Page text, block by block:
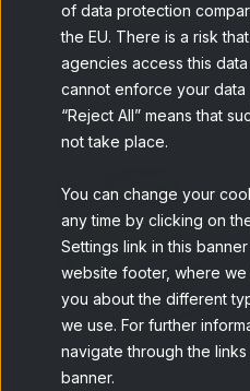
of data protection
the EU. There is a risk
agencies access this
cannot enforce your data
“Reject All” means that
not take place.
You can change your
any time by clicking on
Settings link in this
website footer, where we
you about the different
we use. For further
navigate through the
banner.
Home Blog El